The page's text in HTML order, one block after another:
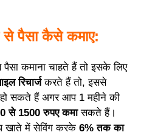
पैसा कैसे कमाए:
कमाना चाहते हैं तो इसके लिए
रिचार्जकरते हैं तो, इससे
हो सकते हैं अगर आप 1 महीने की
से 1500 रुपए कमासकते हैं।
खाते में सेविंग करके 6% तक का